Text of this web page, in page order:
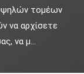
τομέων
να αρχίσετε
να μ...